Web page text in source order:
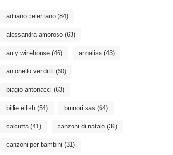
adriano celentano (84)
alessandra amoroso (63)
amy winehouse (46) annalisa(43)
antonello venditti (60)
biagio antonacci (63)
billie eilish (54) brunori sas (64)
calcutta(41) canzoni di natale (36)
canzoni per bambini (31)